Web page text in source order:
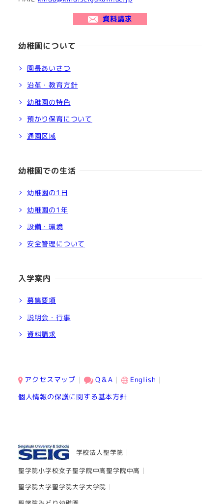
資料請求
幼稚園について
園長あいさつ
沿革・教育方針
幼稚園の特色
預かり保育について
通園区域
幼稚園での生活
幼稚園の1日
幼稚園の1年
設備・環境
安全管理について
入学案内
募集要項
説明会・行事
資料請求
アクセスマップ Q＆A
English
個人情報の保護に関する基本方針
学校法人聖学院
聖学院小学校女子聖学院中高聖学院中高
聖学院大学聖学院大学大学院